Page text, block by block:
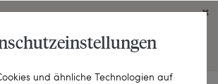
ENGLISH WEBSITE
und ähnliche Technologien auf